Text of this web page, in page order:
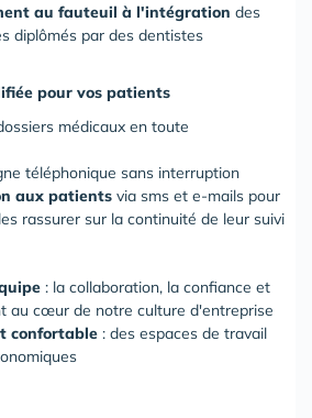
au fauteuil à l'intégration des
diplômés par des dentistes
pour vos patients
médicaux en toute
téléphonique sans interruption
aux patients via sms et e-mails pour
rassurer sur la continuité de leur suivi
: la collaboration, la confiance et
au cœur de notre culture d'entreprise
confortable : des espaces de travail